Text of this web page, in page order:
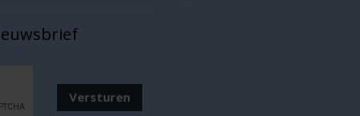
Versturen